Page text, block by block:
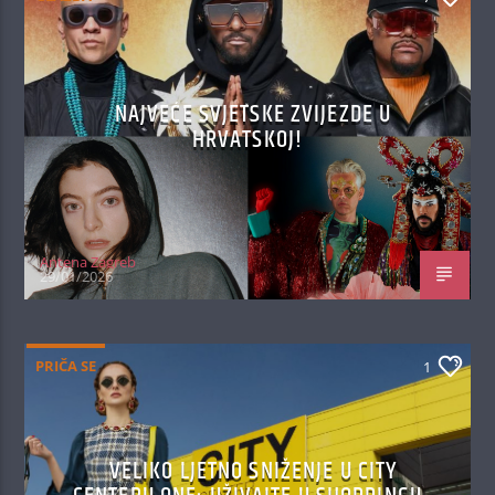
NAJVEĆE SVJETSKE ZVIJEZDE U
HRVATSKOJ!
Antena Zagreb
29/01/2026
PRIČA SE 1
VELIKO LJETNO SNIŽENJE U CITY